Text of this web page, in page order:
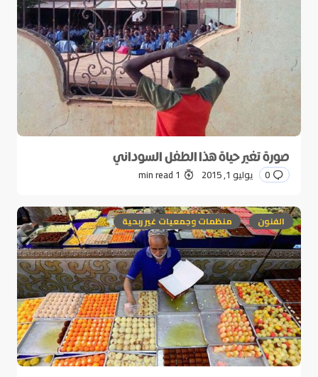
صورة تغير حياة هذا الطفل السوداني
0 يوليو 1, 2015 1 min read
الفنون منظمات وجمعيات غير ربحية